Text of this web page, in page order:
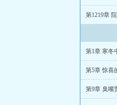
第1219章
第1章 寒冬
第5章 惊喜
第9章 臭嘴